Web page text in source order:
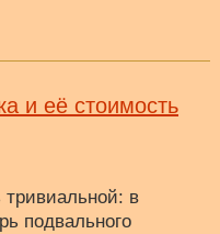
и её стоимость
тривиальной: в
подвального